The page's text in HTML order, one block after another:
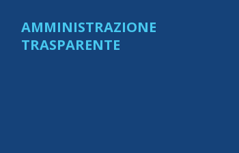
AMMINISTRAZIONE
TRASPARENTE